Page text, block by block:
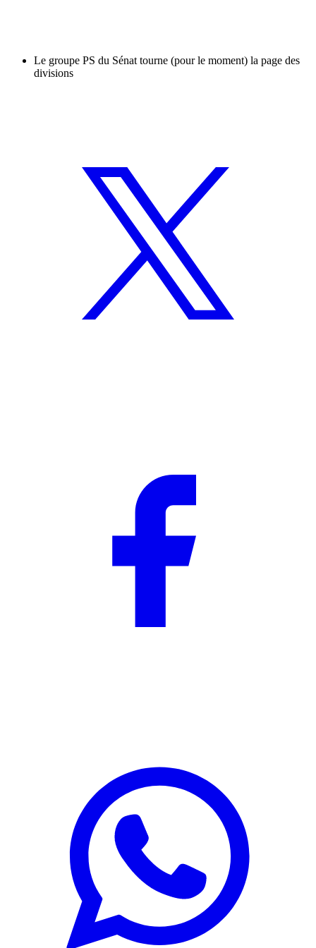
Le groupe PS du Sénat tourne (pour le moment) la page des
divisions